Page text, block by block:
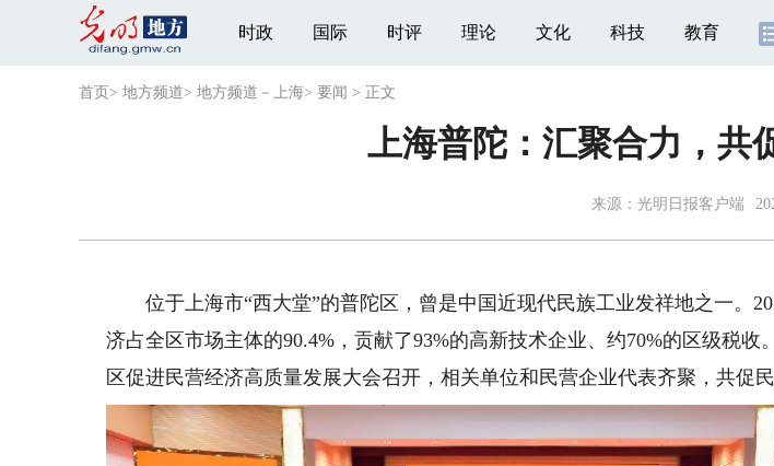
时政 国际 时评 理论 文化 科技 教育
首页 > 地方频道> 地方频道－上海> 要闻 > 正文
上海普陀：汇聚合力，共
来源： 光明日报客户端
位于上海市“西大堂”的普陀区，曾是中国近现代民族工业发祥地之一。
济占全区市场主体的90.4%，贡献了93%的高新技术企业、约70%的区级税收
区促进民营经济高质量发展大会召开，相关单位和民营企业代表齐聚，共促民